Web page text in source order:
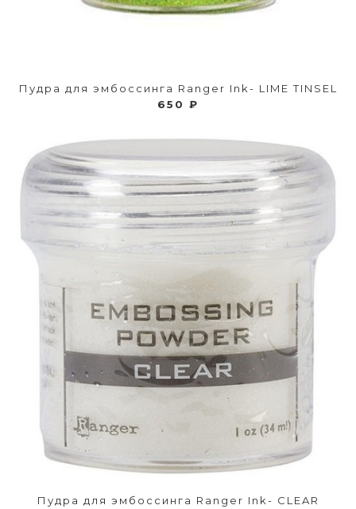
Пудра для эмбоссинга Ranger Ink- LIME TINSEL
650 ₽
Пудра для эмбоссинга Ranger Ink- CLEAR